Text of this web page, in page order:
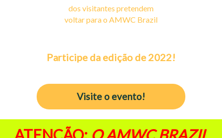
dos visitantes pretendem
voltar para o AMWC Brazil
Participe da edição de 2022!
Visite o evento!
ATENÇÃO: O AMWC BRAZIL